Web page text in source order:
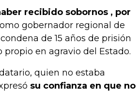
recibido sobornos , por
gobernador regional de
de 15 años de prisión
en agravio del Estado.
quien no estaba
su confianza en que no